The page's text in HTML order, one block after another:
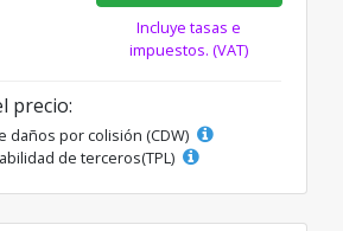
Incluye tasas e
impuestos. (VAT)
precio:
daños por colisión (CDW)
de terceros(TPL)